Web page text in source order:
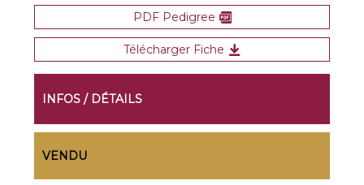
PDF Pedigree
Télécharger Fiche
INFOS / DÉTAILS
VENDU